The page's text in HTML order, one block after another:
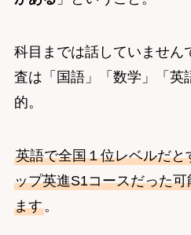
科目までは話していません
査は「国語」「数学」「英
的。
英語で全国１位レベルだ
ップ英進S1コースだった
ます。